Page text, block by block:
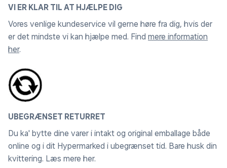
VI ER KLAR TIL AT HJÆLPE DIG
Vores venlige kundeservice vil gerne høre fra dig, hvis der
er det mindste vi kan hjælpe med. Find mere information
her.
UBEGRÆNSET RETURRET
Du ka' bytte dine varer i intakt og original emballage både
online og i dit Hypermarked i ubegrænset tid. Bare husk din
kvittering. Læs mere her.